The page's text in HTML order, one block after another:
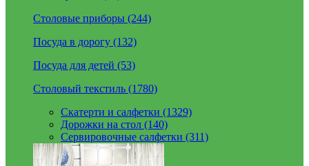
Столовые приборы (244)
Посуда в дорогу (132)
Посуда для детей (53)
Столовый текстиль (1780)
Скатерти и салфетки (1329)
Дорожки на стол (140)
Сервировочные салфетки (311)